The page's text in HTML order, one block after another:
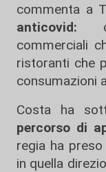
commenta a
anticovid:
commerciali
ristoranti che
consumazioni
Costa ha
percorso di
regia ha
in quella